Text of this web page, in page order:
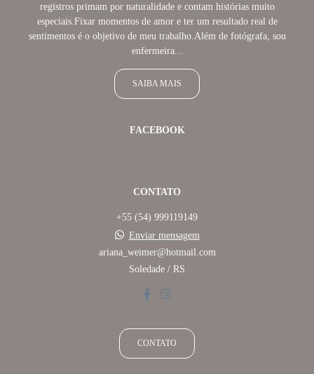
registros primam por naturalidade e contam histórias muito
especiais.Fixar momentos de amor e ter um resultado real de
sentimentos é o objetivo de meu trabalho.Além de fotógrafa, sou
enfermeira...
SAIBA MAIS
FACEBOOK
CONTATO
+55 (54) 999119149
Enviar mensagem
ariana_weimer@hotmail.com
Soledade / RS
CONTATO